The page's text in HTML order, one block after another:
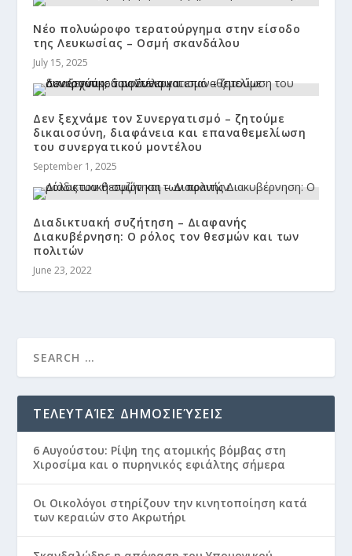
Νέο πολυώροφο τερατούργημα στην είσοδο
της Λευκωσίας – Οσμή σκανδάλου
July 15, 2025
Δεν ξεχνάμε τον Συνεργατισμό – ζητούμε
δικαιοσύνη, διαφάνεια και επαναθεμελίωση
του συνεργατικού μοντέλου
September 1, 2025
Διαδικτυακή συζήτηση – Διαφανής
Διακυβέρνηση: Ο ρόλος τον θεσμών και των
πολιτών
June 23, 2022
ΤΕΛΕΥΤΑΊΕΣ ΔΗΜΟΣΙΕΎΣΕΙΣ
6 Αυγούστου: Ρίψη της ατομικής βόμβας στη
Χιροσίμα και ο πυρηνικός εφιάλτης σήμερα
Οι Οικολόγοι στηρίζουν την κινητοποίηση κατά
των κεραιών στο Ακρωτήρι